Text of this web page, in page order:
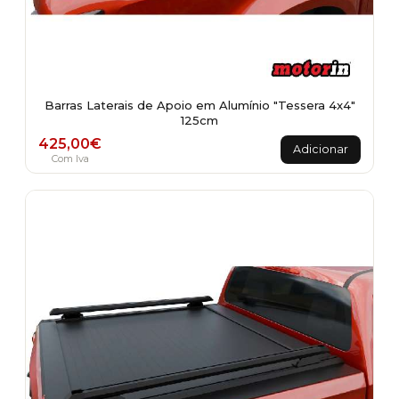
Barras Laterais de Apoio em Alumínio "Tessera 4x4"
125cm
425,00€
Com Iva
Adicionar